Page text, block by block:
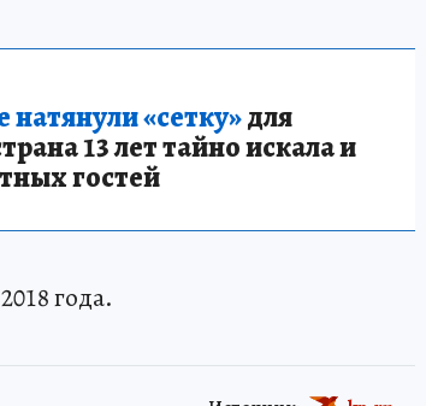
«сетку»для
13 лет тайно искала и
гостей
года.